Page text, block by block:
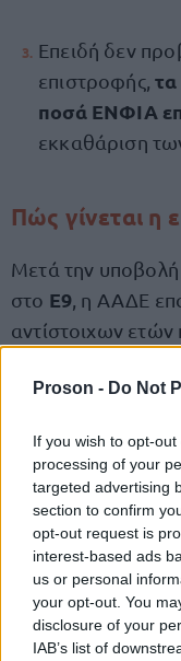
Proson - Do Not
If you wish to opt-
processing of your
targeted advertising
section to confirm
opt-out request is
interest-based ads
us or personal
your opt-out. You
disclosure of your
IAB’s list of
Επειδή δεν
επιστροφής,
ποσά ΕΝΦΙΑ
εκκαθάριση
Πώς γίνεται η
Μετά την υποβολή
στο Ε9 , η ΑΑΔΕ
αντίστοιχων ετών
καταβληθεί ποσά
επιστρέφονται
λογαριασμό
φορολογούμενος
Τι πρέπει να